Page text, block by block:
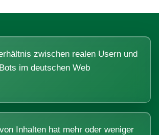
zwischen realen Usern und
Bots im deutschen Web
Inhalten hat mehr oder weniger